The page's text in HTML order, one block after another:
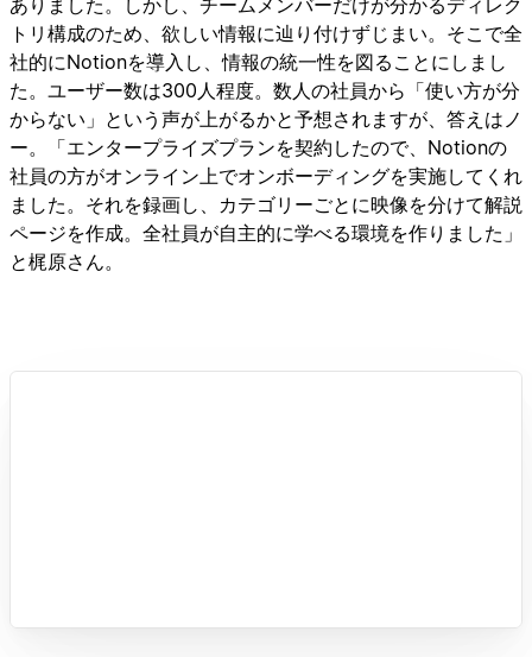
ありました。しかし、チームメンバーだけが分かるディレク
トリ構成のため、欲しい情報に辿り付けずじまい。そこで全
社的にNotionを導入し、情報の統一性を図ることにしまし
た。ユーザー数は300人程度。数人の社員から「使い方が分
からない」という声が上がるかと予想されますが、答えはノ
ー。「エンタープライズプランを契約したので、Notionの
社員の方がオンライン上でオンボーディングを実施してくれ
ました。それを録画し、カテゴリーごとに映像を分けて解説
ページを作成。全社員が自主的に学べる環境を作りました」
と梶原さん。